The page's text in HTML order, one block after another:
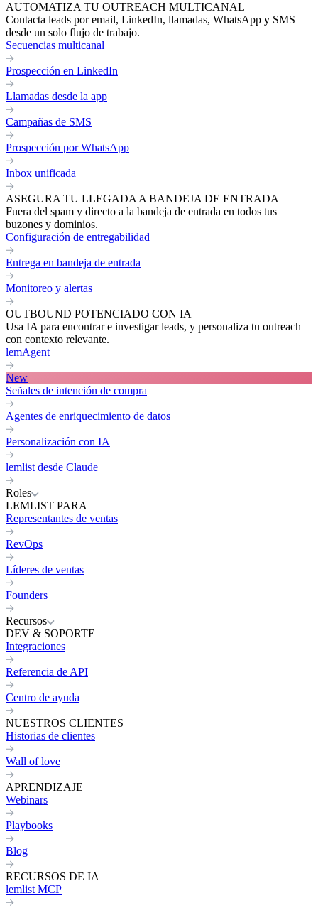
AUTOMATIZA TU OUTREACH MULTICANAL
Contacta leads por email, LinkedIn, llamadas, WhatsApp y SMS
desde un solo flujo de trabajo.
Secuencias multicanal
Prospección en LinkedIn
Llamadas desde la app
Campañas de SMS
Prospección por WhatsApp
Inbox unificada
ASEGURA TU LLEGADA A BANDEJA DE ENTRADA
Fuera del spam y directo a la bandeja de entrada en todos tus
buzones y dominios.
Configuración de entregabilidad
Entrega en bandeja de entrada
Monitoreo y alertas
OUTBOUND POTENCIADO CON IA
Usa IA para encontrar e investigar leads, y personaliza tu outreach
con contexto relevante.
lemAgent
New
Señales de intención de compra
Agentes de enriquecimiento de datos
Personalización con IA
lemlist desde Claude
Roles
LEMLIST PARA
Representantes de ventas
RevOps
Líderes de ventas
Founders
Recursos
DEV & SOPORTE
Integraciones
Referencia de API
Centro de ayuda
NUESTROS CLIENTES
Historias de clientes
Wall of love
APRENDIZAJE
Webinars
Playbooks
Blog
RECURSOS DE IA
lemlist MCP